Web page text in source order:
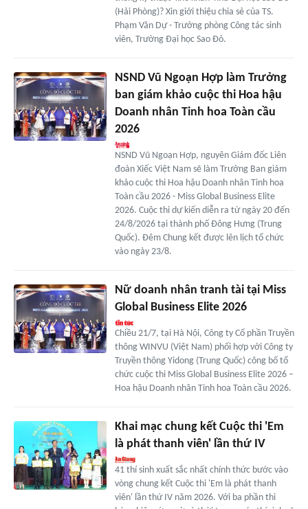
(Hải Phòng)? Xin giới thiệu chia sẻ của TS.
Phạm Văn Dự - Trưởng phòng Công tác sinh
viên, Trường Đại học Sao Đỏ.
NSND Vũ Ngoạn Hợp làm Trưởng
ban giám khảo cuộc thi Hoa hậu
Doanh nhân Tinh hoa Toàn cầu
2026
NSND Vũ Ngoạn Hợp, nguyên Giám đốc Liên
đoàn Xiếc Việt Nam sẽ làm Trưởng Ban giám
khảo cuộc thi Hoa hậu Doanh nhân Tinh hoa
Toàn cầu 2026 - Miss Global Business Elite
2026. Cuộc thi dự kiến diễn ra từ ngày 20 đến
24/8/2026 tại thành phố Đông Hưng (Trung
Quốc). Đêm Chung kết được lên lịch tổ chức
vào ngày 23/8.
Nữ doanh nhân tranh tài tại Miss
Global Business Elite 2026
Chiều 21/7, tại Hà Nội, Công ty Cổ phần Truyền
thông WINVU (Việt Nam) phối hợp với Công ty
Truyền thông Yidong (Trung Quốc) công bố tổ
chức cuộc thi Miss Global Business Elite 2026 –
Hoa hậu Doanh nhân Tinh hoa Toàn cầu 2026.
Khai mạc chung kết Cuộc thi 'Em
là phát thanh viên' lần thứ IV
41 thí sinh xuất sắc nhất chính thức bước vào
vòng chung kết Cuộc thi 'Em là phát thanh
viên' lần thứ IV năm 2026. Với ba phần thi